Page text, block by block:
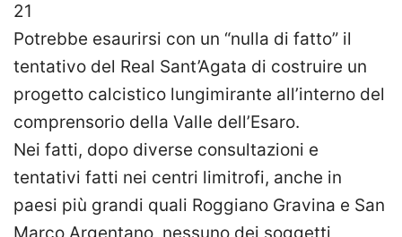
21
Potrebbe esaurirsi con un “nulla di fatto” il
tentativo del Real Sant’Agata di costruire un
progetto calcistico lungimirante all’interno del
comprensorio della Valle dell’Esaro.
Nei fatti, dopo diverse consultazioni e
tentativi fatti nei centri limitrofi, anche in
paesi più grandi quali Roggiano Gravina e San